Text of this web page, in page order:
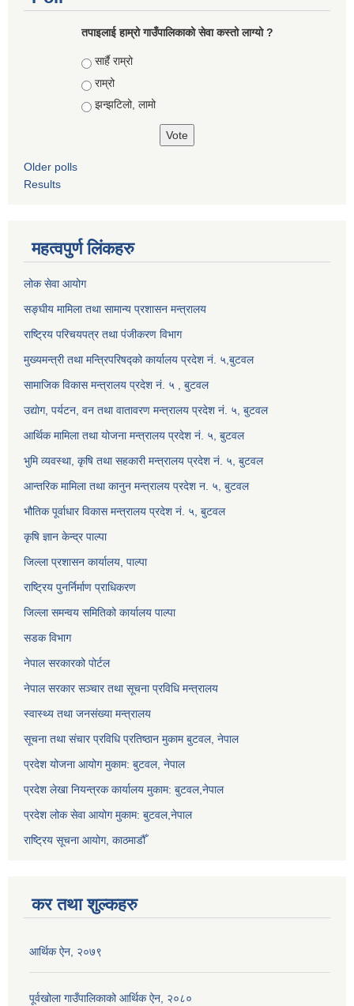
तपाइलाई हाम्रो गाउँपालिकाको सेवा कस्तो लाग्यो ?
Choices
सार्है राम्रो
राम्रो
झन्झटिलो, लामो
Older polls
Results
महत्वपुर्ण लिंकहरु
लोक सेवा आयोग
सङ्घीय मामिला तथा सामान्य प्रशासन मन्त्रालय
राष्ट्रिय परिचयपत्र तथा पंजीकरण विभाग
मुख्यमन्त्री तथा मन्त्रिपरिषद्को कार्यालय प्रदेश नं. ५,बुटवल
सामाजिक विकास मन्त्रालय प्रदेश नं. ५ , बुटवल
उद्याेग, पर्यटन, वन तथा वातावरण मन्त्रालय प्रदेश नं. ५, बुटवल
आर्थिक मामिला तथा योजना मन्त्रालय प्रदेश नं. ५, बुटवल
भुमि व्यवस्था, कृषि तथा सहकारी मन्त्रालय प्रदेश नं. ५, बुटवल
आन्तरिक मामिला तथा कानुन मन्त्रालय प्रदेश न. ५, बुटवल
भौतिक पूर्वाधार विकास मन्त्रालय प्रदेश नं. ५, बुटवल
कृषि ज्ञान केन्द्र पाल्पा
जिल्ला प्रशासन कार्यालय, पाल्पा
राष्ट्रिय पुनर्निर्माण प्राधिकरण
जिल्ला समन्वय समितिको कार्यालय पाल्पा
सडक विभाग
नेपाल सरकारको पोर्टल
नेपाल सरकार सञ्‍चार तथा सूचना प्रविधि मन्त्रालय
स्वास्थ्य तथा जनसंख्या मन्त्रालय
सूचना तथा संचार प्रविधि प्रतिष्ठान मुकाम बुटवल, नेपाल
प्रदेश योजना आयोग मुकाम: बुटवल, नेपाल
प्रदेश लेखा नियन्त्रक कार्यालय मुकाम: बुटवल,नेपाल
प्रदेश लोक सेवा आयोग मुकाम: बुटवल,नेपाल
राष्ट्रिय सूचना आयोग, काठमाडौँ
कर तथा शुल्कहरु
आर्थिक ऐन, २०७९
पूर्वखोला गाउँपालिकाको आर्थिक ऐन, २०८०